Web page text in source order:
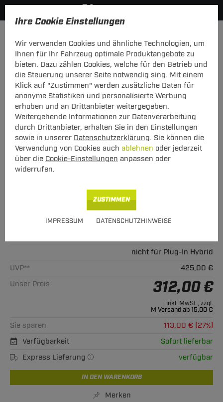
Ihre Cookie Einstellungen
Wir verwenden Cookies und ähnliche Technologien, um
Ihnen für Ihr Fahrzeug optimale Produktangebote zu
bieten. Dazu zählen Cookies, welche für den Betrieb und
die Steuerung unserer Seite notwendig sing. Mit einem
Klick auf "Zustimmen" werden zusätzliche Daten für
anonyme Statistiken und personalisierte Werbung
erhoben und an Drittanbieter weitergegeben.
Weitergehende Informationen zur Datenverarbeitung
durch Drittanbieter, erhalten Sie in den Einstellungen
sowie in unserer Datenschutzerklärung. Sie können die
Verwendung von Cookies auch ablehnen oder jederzeit
über die Cookie-Einstellungen anpassen oder
widerrufen.
IMPRESSUM DATENSCHUTZHINWEISE
ZUSTIMMEN
Hier geht's zur Fahrzeugübersicht: Opel Grandland X
Anhängerkupplung starr von Brink:
Opel Grandland X Typ A18
starr, geschraubtes System
Art.-Nr.
Hinweise beachten
nicht für Plug-In Hybrid
UVP**
425,00 €
Unser Preis
312,00 €
inkl. MwSt., zzgl.
M Versand ab 15,00 €
Sie sparen
113,00 € (27%)
Verfügbarkeit
Sofort lieferbar
Express Lieferung
verfügbar
IN DEN WARENKORB
Merken